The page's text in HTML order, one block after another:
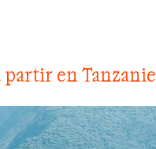
partir en Tanzanie